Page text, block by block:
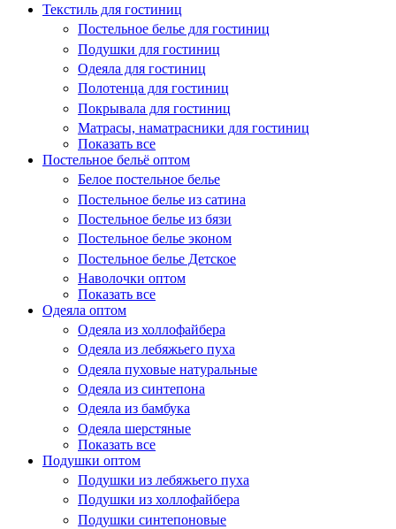
Текстиль для гостиниц
Постельное белье для гостиниц
Подушки для гостиниц
Одеяла для гостиниц
Полотенца для гостиниц
Покрывала для гостиниц
Матрасы, наматрасники для гостиниц
Показать все
Постельное бельё оптом
Белое постельное белье
Постельное белье из сатина
Постельное белье из бязи
Постельное белье эконом
Постельное белье Детское
Наволочки оптом
Показать все
Одеяла оптом
Одеяла из холлофайбера
Одеяла из лебяжьего пуха
Одеяла пуховые натуральные
Одеяла из синтепона
Одеяла из бамбука
Одеяла шерстяные
Показать все
Подушки оптом
Подушки из лебяжьего пуха
Подушки из холлофайбера
Подушки синтепоновые